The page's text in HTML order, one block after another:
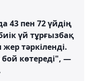
43 пен 72 үйдің
үй тұрғызбақ
тәркіленді.
көтереді", —